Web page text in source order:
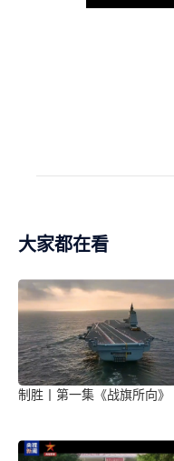
大家都在看
制胜丨第一集《战旗所向》